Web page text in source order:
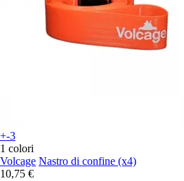
+-3
1 colori
Volcage Nastro di confine (x4)
10,75 €